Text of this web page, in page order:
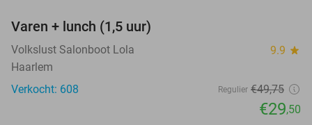
Varen + lunch (1,5 uur)
Volkslust Salonboot Lola 9.9 star
Haarlem
Verkocht: 608
Regulier €49,75
€29,50